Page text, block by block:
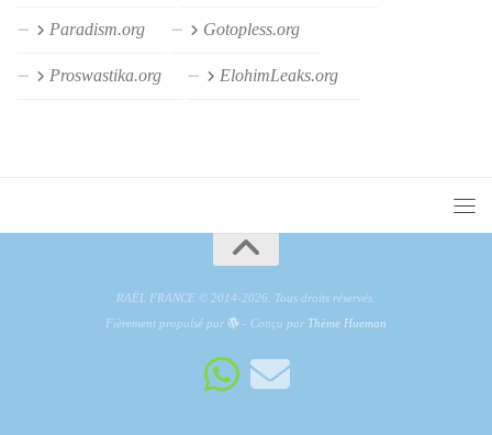
Paradism.org Gotopless.org
Proswastika.org ElohimLeaks.org
RAËL FRANCE © 2014-2026. Tous droits réservés.
Fièrement propulsé par
- Conçu par Thème Hueman